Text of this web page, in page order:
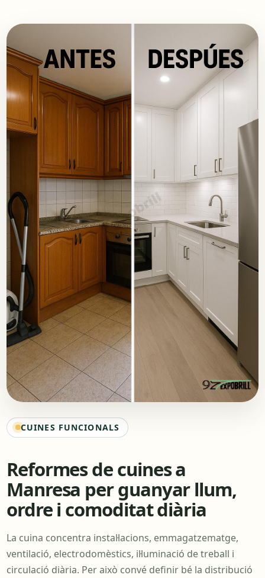
CUINES FUNCIONALS
Reformes de cuines a
Manresa per guanyar llum,
ordre i comoditat diària
La cuina concentra instal·lacions, emmagatzematge,
ventilació, electrodomèstics, il·luminació de treball i
circulació diària. Per això convé definir bé la distribució